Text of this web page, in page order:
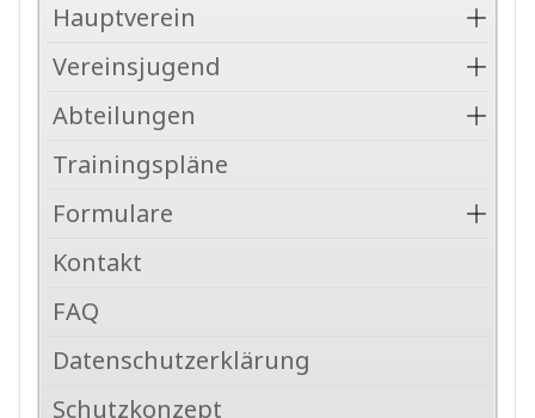
Hauptverein
Vereinsjugend
Abteilungen
Trainingspläne
Formulare
Kontakt
FAQ
Datenschutzerklärung
Schutzkonzept